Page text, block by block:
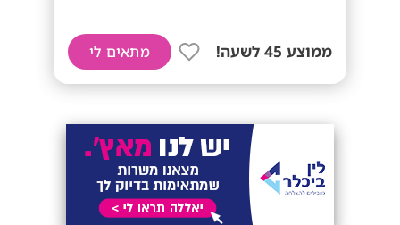
ממוצע 45 לשעה! מתאים לי